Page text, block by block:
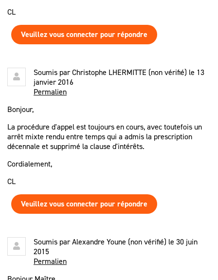
CL
Veuillez vous connecter pour répondre
Soumis parChristophe LHERMITTE (non vérifié) le 13
janvier 2016
Permalien
Bonjour,
La procédure d'appel est toujours en cours, avec toutefois un
arrêt mixte rendu entre temps qui a admis la prescription
décennale et supprimé la clause d'intérêts.
Cordialement,
CL
Veuillez vous connecter pour répondre
Soumis parAlexandre Youne (non vérifié) le 30 juin
2015
Permalien